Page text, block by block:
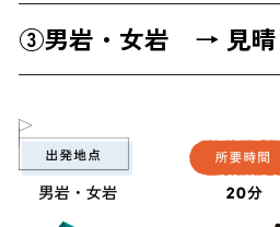
③男岩・女岩 → 見晴